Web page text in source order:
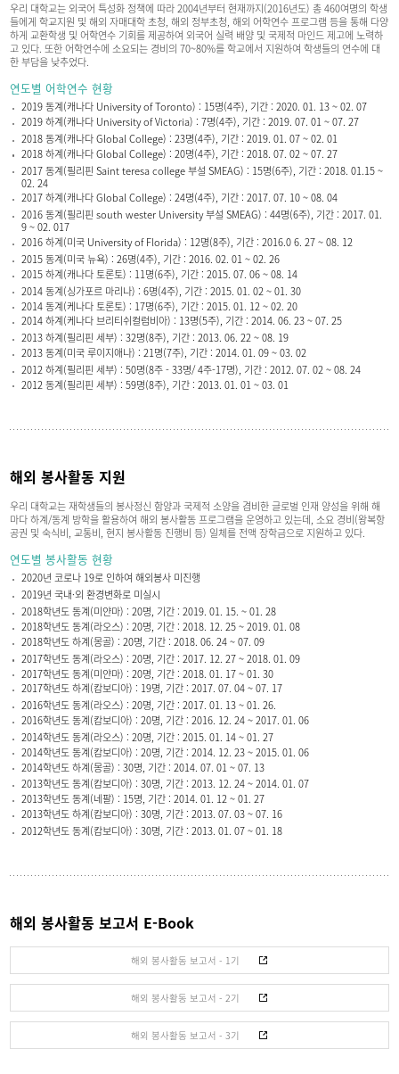
우리 대학교는 외국어 특성화 정책에 따라 2004년부터 현재까지(2016년도) 총 460여명의 학생
들에게 학교지원 및 해외 자매대학 초청, 해외 정부초청, 해외 어학연수 프로그램 등을 통해 다양
하게 교환학생 및 어학연수 기회를 제공하여 외국어 실력 배양 및 국제적 마인드 제고에 노력하
고 있다. 또한 어학연수에 소요되는 경비의 70~80%를 학교에서 지원하여 학생들의 연수에 대
한 부담을 낮추었다.
연도별 어학연수 현황
2019 동계(캐나다 University of Toronto) : 15명(4주), 기간 : 2020. 01. 13 ~ 02. 07
2019 하계(캐나다 University of Victoria) : 7명(4주), 기간 : 2019. 07. 01 ~ 07. 27
2018 동계(캐나다 Global College) : 23명(4주), 기간 : 2019. 01. 07 ~ 02. 01
2018 하계(캐나다 Global College) : 20명(4주), 기간 : 2018. 07. 02 ~ 07. 27
2017 동계(필리핀 Saint teresa college 부설 SMEAG) : 15명(6주), 기간 : 2018. 01.15 ~
02. 24
2017 하계(캐나다 Global College) : 24명(4주), 기간 : 2017. 07. 10 ~ 08. 04
2016 동계(필리핀 south wester University 부설 SMEAG) : 44명(6주), 기간 : 2017. 01.
9 ~ 02. 017
2016 하계(미국 University of Florida) : 12명(8주), 기간 : 2016.0 6. 27 ~ 08. 12
2015 동계(미국 뉴욕) : 26명(4주), 기간 : 2016. 02. 01 ~ 02. 26
2015 하계(캐나다 토론토) : 11명(6주), 기간 : 2015. 07. 06 ~ 08. 14
2014 동계(싱가포르 마리나) : 6명(4주), 기간 : 2015. 01. 02 ~ 01. 30
2014 동계(케나다 토론토) : 17명(6주), 기간 : 2015. 01. 12 ~ 02. 20
2014 하계(케나다 브리티쉬컬럼비아) : 13명(5주), 기간 : 2014. 06. 23 ~ 07. 25
2013 하계(필리핀 세부) : 32명(8주), 기간 : 2013. 06. 22 ~ 08. 19
2013 동계(미국 루이지애나) : 21명(7주), 기간 : 2014. 01. 09 ~ 03. 02
2012 하계(필리핀 세부) : 50명(8주 - 33명/ 4주-17명), 기간 : 2012. 07. 02 ~ 08. 24
2012 동계(필리핀 세부) : 59명(8주), 기간 : 2013. 01. 01 ~ 03. 01
해외 봉사활동 지원
우리 대학교는 재학생들의 봉사정신 함양과 국제적 소양을 겸비한 글로벌 인재 양성을 위해 해
마다 하계/동계 방학을 활용하여 해외 봉사활동 프로그램을 운영하고 있는데, 소요 경비(왕복항
공권 및 숙식비, 교통비, 현지 봉사활동 진행비 등) 일체를 전액 장학금으로 지원하고 있다.
연도별 봉사활동 현황
2020년 코로나 19로 인하여 해외봉사 미진행
2019년 국내·외 환경변화로 미실시
2018학년도 동계(미얀마) : 20명, 기간 : 2019. 01. 15. ~ 01. 28
2018학년도 동계(라오스) : 20명, 기간 : 2018. 12. 25 ~ 2019. 01. 08
2018학년도 하계(몽골) : 20명, 기간 : 2018. 06. 24 ~ 07. 09
2017학년도 동계(라오스) : 20명, 기간 : 2017. 12. 27 ~ 2018. 01. 09
2017학년도 동계(미얀마) : 20명, 기간 : 2018. 01. 17 ~ 01. 30
2017학년도 하계(캄보디아) : 19명, 기간 : 2017. 07. 04 ~ 07. 17
2016학년도 동계(라오스) : 20명, 기간 : 2017. 01. 13 ~ 01. 26.
2016학년도 동계(캄보디아) : 20명, 기간 : 2016. 12. 24 ~ 2017. 01. 06
2014학년도 동계(라오스) : 20명, 기간 : 2015. 01. 14 ~ 01. 27
2014학년도 동계(캄보디아) : 20명, 기간 : 2014. 12. 23 ~ 2015. 01. 06
2014학년도 하계(몽골) : 30명, 기간 : 2014. 07. 01 ~ 07. 13
2013학년도 동계(캄보디아) : 30명, 기간 : 2013. 12. 24 ~ 2014. 01. 07
2013학년도 동계(네팔) : 15명, 기간 : 2014. 01. 12 ~ 01. 27
2013학년도 하계(캄보디아) : 30명, 기간 : 2013. 07. 03 ~ 07. 16
2012학년도 동계(캄보디아) : 30명, 기간 : 2013. 01. 07 ~ 01. 18
해외 봉사활동 보고서 E-Book
해외 봉사활동 보고서 - 1기
해외 봉사활동 보고서 - 2기
해외 봉사활동 보고서 - 3기